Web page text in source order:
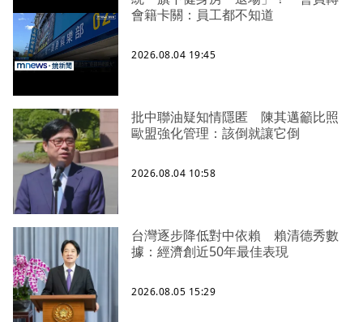
會籍卡關：員工都不知道
2026.08.04 19:45
批中聯油疑知情隱匿 陳其邁籲比照
歐盟強化管理：該倒就讓它倒
2026.08.04 10:58
台灣逐步降低對中依賴 賴清德秀數
據：經濟創近50年最佳表現
2026.08.05 15:29